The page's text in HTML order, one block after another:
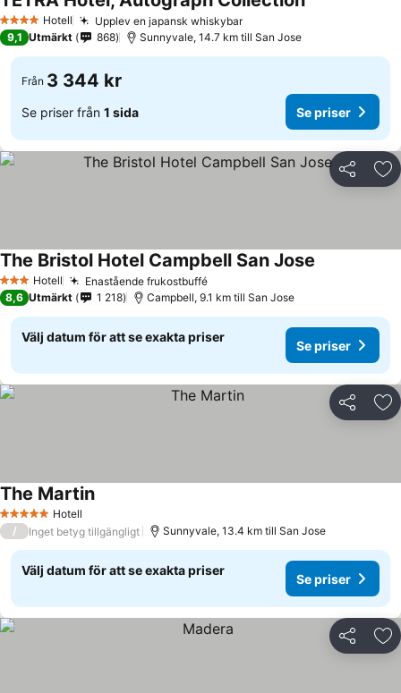
4 StjärnorHotell Upplev en japansk whiskybar
9,1 Utmärkt 868 Sunnyvale, 14.7 km till San Jose
Från 3 344 kr
Se priser från 1 sida Se priser
Dela
3 StjärnorHotell Enastående frukostbuffé
The Bristol Hotel Campbell San Jose
8,6 Utmärkt 1 218 Campbell, 9.1 km till San Jose
Välj datum för att se exakta priser
Se priser
Dela
5 Stjärnor Hotell
The Martin
/ Inget betyg tillgängligt Sunnyvale, 13.4 km till San Jose
Välj datum för att se exakta priser
Se priser
Dela